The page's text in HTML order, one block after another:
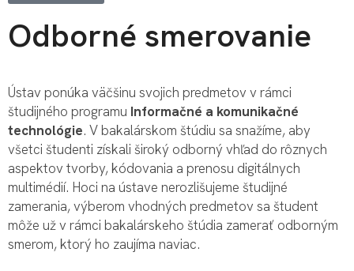
Odborné smerovanie
Ústav ponúka väčšinu svojich predmetov v rámci
študijného programu Informačné a komunikačné
technológie. V bakalárskom štúdiu sa snažíme, aby
všetci študenti získali široký odborný vhľad do rôznych
aspektov tvorby, kódovania a prenosu digitálnych
multimédií. Hoci na ústave nerozlišujeme študijné
zamerania, výberom vhodných predmetov sa študent
môže už v rámci bakalárskeho štúdia zamerať odborným
smerom, ktorý ho zaujíma naviac.